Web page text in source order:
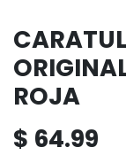
ROJA
$ 64.99